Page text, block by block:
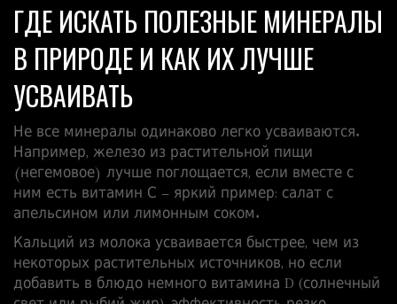
ГДЕ ИСКАТЬ ПОЛЕЗНЫЕ МИНЕРАЛЫ
В ПРИРОДЕ И КАК ИХ ЛУЧШЕ
УСВАИВАТЬ
Не все минералы одинаково легко усваиваются.
Например, железо из растительной пищи
(негемовое) лучше поглощается, если вместе с
ним есть витамин С – яркий пример: салат с
апельсином или лимонным соком.
Кальций из молока усваивается быстрее, чем из
некоторых растительных источников, но если
добавить в блюдо немного витамина D (солнечный